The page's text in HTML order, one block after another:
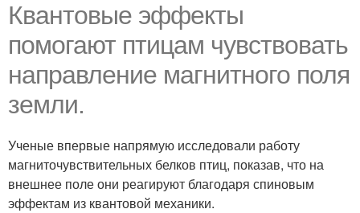
Квантовые эффекты
помогают птицам чувствовать
направление магнитного поля
земли.
Ученые впервые напрямую исследовали работу
магниточувствительных белков птиц, показав, что на
внешнее поле они реагируют благодаря спиновым
эффектам из квантовой механики.